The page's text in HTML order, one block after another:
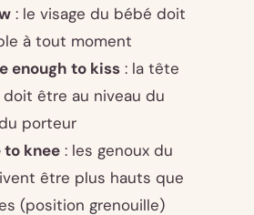
: le visage du bébé doit
à tout moment
enough to kiss : la tête
être au niveau du
porteur
to knee : les genoux du
être plus hauts que
(position grenouille)